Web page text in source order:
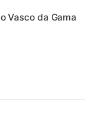
Vasco da Gama